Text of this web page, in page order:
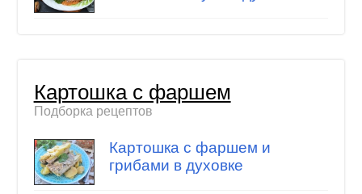
Картошка с фаршем
Подборка рецептов
Картошка с фаршем и
грибами в духовке